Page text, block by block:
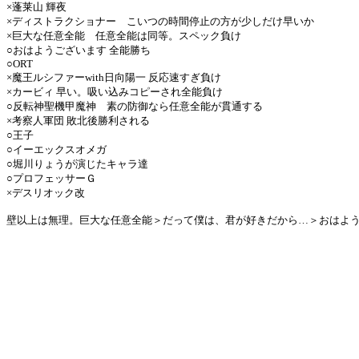
×蓬莱山 輝夜
×ディストラクショナー こいつの時間停止の方が少しだけ早いか
×巨大な任意全能 任意全能は同等。スペック負け
○おはようございます 全能勝ち
○ORT
×魔王ルシファーwith日向陽一 反応速すぎ負け
×カービィ 早い。吸い込みコピーされ全能負け
○反転神聖機甲魔神 素の防御なら任意全能が貫通する
×考察人軍団 敗北後勝利される
○王子
○イーエックスオメガ
○堀川りょうが演じたキャラ達
○プロフェッサーＧ
×デスリオック改
壁以上は無理。巨大な任意全能＞だって僕は、君が好きだから…＞おはよ